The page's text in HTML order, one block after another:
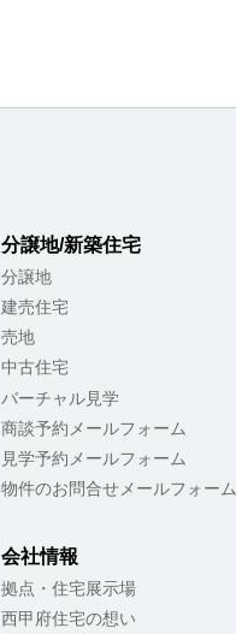
分譲地/新築住宅
分譲地
建売住宅
売地
中古住宅
バーチャル見学
商談予約メールフォーム
見学予約メールフォーム
物件のお問合せメールフォーム
会社情報
拠点・住宅展示場
西甲府住宅の想い